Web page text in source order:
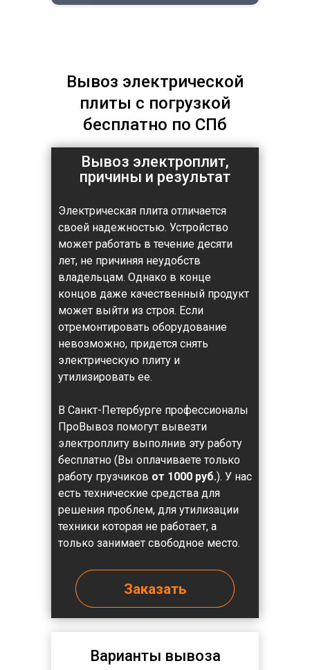
Вывоз электрической
плиты с погрузкой
бесплатно по СПб
Вывоз электроплит,
причины и результат
Электрическая плита отличается
своей надежностью. Устройство
может работать в течение десяти
лет, не причиняя неудобств
владельцам. Однако в конце
концов даже качественный продукт
может выйти из строя. Если
отремонтировать оборудование
невозможно, придется снять
электрическую плиту и
утилизировать ее.
В Санкт-Петербурге профессионалы
ПроВывоз помогут вывезти
электроплиту выполнив эту работу
бесплатно (Вы оплачиваете только
работу грузчиков от 1000 руб.). У нас
есть технические средства для
решения проблем, для утилизации
техники которая не работает, а
только занимает свободное место.
Заказать
Варианты вывоза